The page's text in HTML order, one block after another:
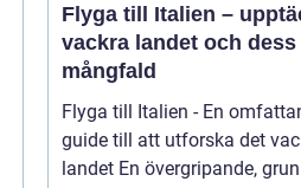
Flyga till Italien –
vackra landet och dess
mångfald
Flyga till Italien - En
guide till att utforska det
landet En övergripande,